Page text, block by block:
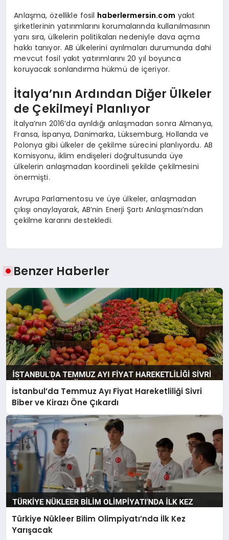
Anlaşma, özellikle fosil haberlermersin.com yakıt
şirketlerinin yatırımlarını korumalarında kullanılmasının
yanı sıra, ülkelerin politikaları nedeniyle dava açma
hakkı tanıyor. AB ülkelerini ayrılmaları durumunda dahi
mevcut fosil yakıt yatırımlarını 20 yıl boyunca
koruyacak sonlandırma hükmü de içeriyor.
İtalya’nın Ardından Diğer Ülkeler
de Çekilmeyi Planlıyor
İtalya’nın 2016’da ayrıldığı anlaşmadan sonra Almanya,
Fransa, İspanya, Danimarka, Lüksemburg, Hollanda ve
Polonya gibi ülkeler de çekilme sürecini planlıyordu. AB
Komisyonu, iklim endişeleri doğrultusunda üye
ülkelerin anlaşmadan koordineli şekilde çekilmesini
önermişti.
Avrupa Parlamentosu ve üye ülkeler, anlaşmadan
çıkışı onaylayarak, AB’nin Enerji Şartı Anlaşması’ndan
çekilme kararını destekledi.
Benzer Haberler
İstanbul’da Temmuz Ayı Fiyat Hareketliliği Sivri
Biber ve Kirazı Öne Çıkardı
Türkiye Nükleer Bilim Olimpiyatı’nda İlk Kez
Yarışacak